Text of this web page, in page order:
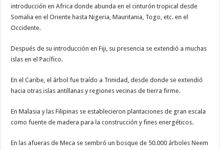
introducción en Africa donde abunda en el cinturón tropical desde
Somalia en el Oriente hasta Nigeria, Mauritania, Togo, etc. en el
Occidente.
Después de su introducción en Fiji, su presencia se extendió a muchas
islas en el Pacífico.
En el Caribe, el árbol fue traído a Trinidad, desde donde se extendió
hacia otras islas antillanas y regiones vecinas de tierra firme.
En Malasia y las Filipinas se establecieron plantaciones de gran escala
como fuente de madera para la construcción y fines energéticos.
En las afueras de Meca se sembró un bosque de 50.000 árboles Neem